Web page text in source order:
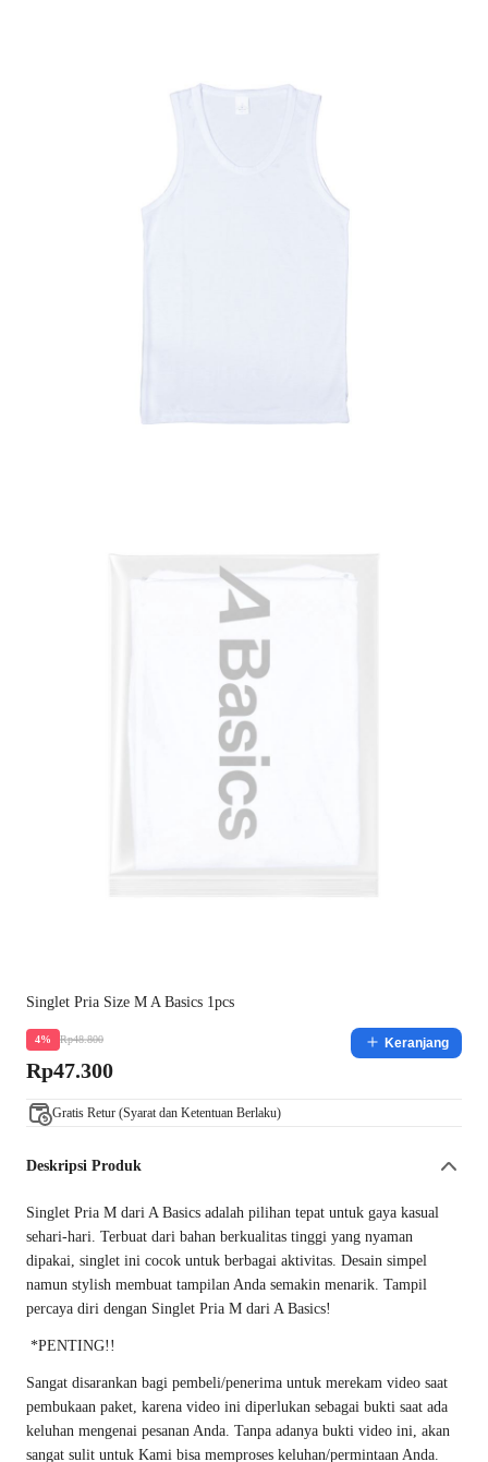
Singlet Pria Size M A Basics 1pcs
4% Rp48.800
Rp47.300
Keranjang
Gratis Retur (Syarat dan Ketentuan Berlaku)
Deskripsi Produk
Singlet Pria M dari A Basics adalah pilihan tepat untuk gaya kasual
sehari-hari. Terbuat dari bahan berkualitas tinggi yang nyaman
dipakai, singlet ini cocok untuk berbagai aktivitas. Desain simpel
namun stylish membuat tampilan Anda semakin menarik. Tampil
percaya diri dengan Singlet Pria M dari A Basics!
*PENTING!!
Sangat disarankan bagi pembeli/penerima untuk merekam video saat
pembukaan paket, karena video ini diperlukan sebagai bukti saat ada
keluhan mengenai pesanan Anda. Tanpa adanya bukti video ini, akan
sangat sulit untuk Kami bisa memproses keluhan/permintaan Anda.